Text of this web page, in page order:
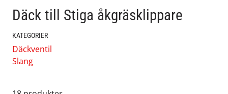
Däck till Stiga åkgräsklippare
KATEGORIER
Däckventil
Slang